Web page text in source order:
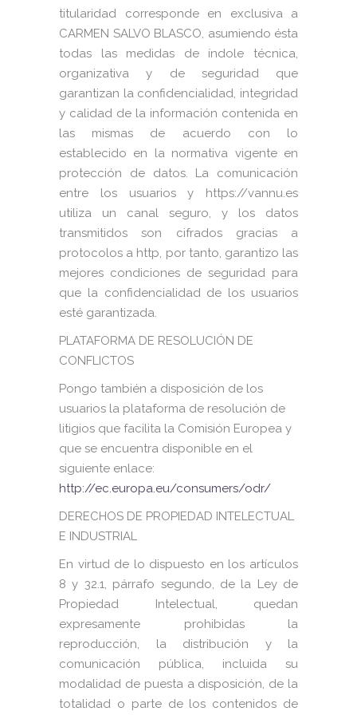
titularidad corresponde en exclusiva a
CARMEN SALVO BLASCO, asumiendo ésta
todas las medidas de índole técnica,
organizativa y de seguridad que
garantizan la confidencialidad, integridad
y calidad de la información contenida en
las mismas de acuerdo con lo
establecido en la normativa vigente en
protección de datos. La comunicación
entre los usuarios y https://vannu.es
utiliza un canal seguro, y los datos
transmitidos son cifrados gracias a
protocolos a http, por tanto, garantizo las
mejores condiciones de seguridad para
que la confidencialidad de los usuarios
esté garantizada.
PLATAFORMA DE RESOLUCIÓN DE
CONFLICTOS
Pongo también a disposición de los
usuarios la plataforma de resolución de
litigios que facilita la Comisión Europea y
que se encuentra disponible en el
siguiente enlace:
http://ec.europa.eu/consumers/odr/
DERECHOS DE PROPIEDAD INTELECTUAL
E INDUSTRIAL
En virtud de lo dispuesto en los artículos
8 y 32.1, párrafo segundo, de la Ley de
Propiedad Intelectual, quedan
expresamente prohibidas la
reproducción, la distribución y la
comunicación pública, incluida su
modalidad de puesta a disposición, de la
totalidad o parte de los contenidos de